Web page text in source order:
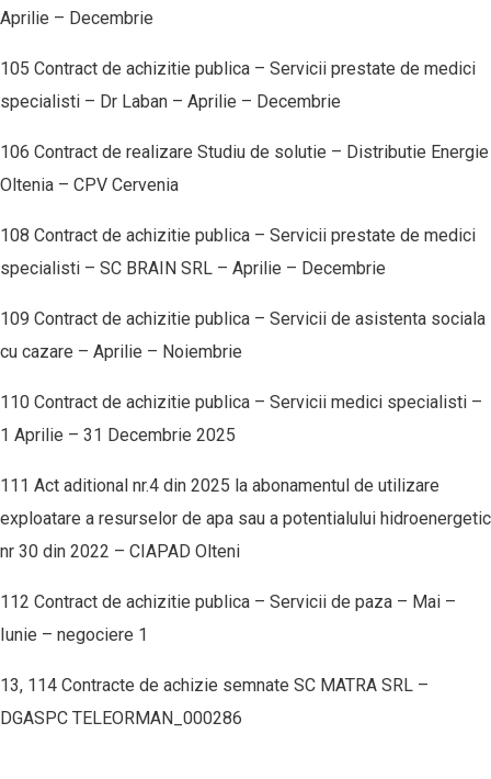
Aprilie – Decembrie
105 Contract de achizitie publica – Servicii prestate de medici
specialisti – Dr Laban – Aprilie – Decembrie
106 Contract de realizare Studiu de solutie – Distributie Energie
Oltenia – CPV Cervenia
108 Contract de achizitie publica – Servicii prestate de medici
specialisti – SC BRAIN SRL – Aprilie – Decembrie
109 Contract de achizitie publica – Servicii de asistenta sociala
cu cazare – Aprilie – Noiembrie
110 Contract de achizitie publica – Servicii medici specialisti –
1 Aprilie – 31 Decembrie 2025
111 Act aditional nr.4 din 2025 la abonamentul de utilizare
exploatare a resurselor de apa sau a potentialului hidroenergetic
nr 30 din 2022 – CIAPAD Olteni
112 Contract de achizitie publica – Servicii de paza – Mai –
Iunie – negociere 1
13, 114 Contracte de achizie semnate SC MATRA SRL –
DGASPC TELEORMAN_000286